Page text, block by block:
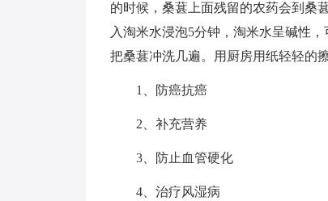
的时候，桑葚上面残留的农药会到桑
入淘米水浸泡5分钟，淘米水呈碱性
把桑葚冲洗几遍。用厨房用纸轻轻的
1、防癌抗癌
2、补充营养
3、防止血管硬化
4、治疗风湿病